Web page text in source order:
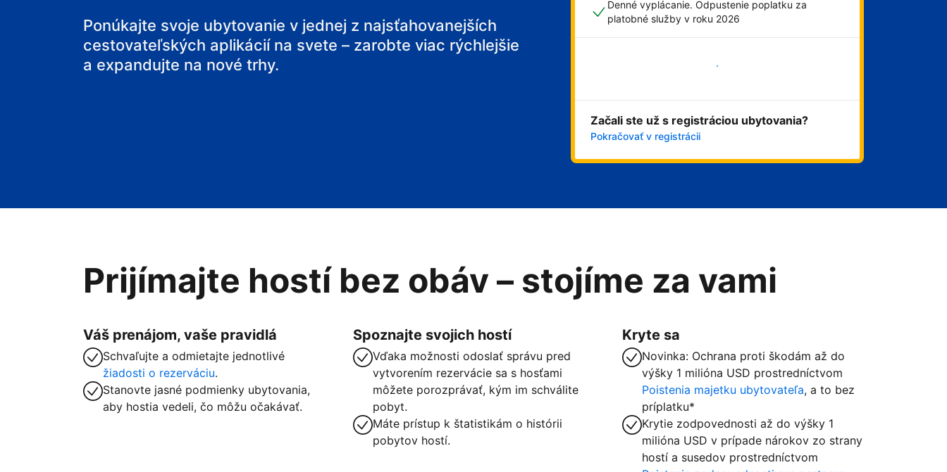
svoj penzión
svoje bed and breakfast
Ponúkajte svoje ubytovanie v jednej z najsťahovanejších
cestovateľských aplikácií na svete – zarobte viac rýchlejšie
a expandujte na nové trhy.
Denné vyplácanie. Odpustenie poplatku za
platobné služby v roku 2026
Začali ste už s registráciou ubytovania?
Pokračovať v registrácii
Prijímajte hostí bez obáv – stojíme za vami
Váš prenájom, vaše pravidlá
Schvaľujte a odmietajte jednotlivé
žiadosti o rezerváciu.
Stanovte jasné podmienky ubytovania,
aby hostia vedeli, čo môžu očakávať.
Spoznajte svojich hostí
Vďaka možnosti odoslať správu pred
vytvorením rezervácie sa s hosťami
môžete porozprávať, kým im schválite
pobyt.
Máte prístup k štatistikám o histórii
pobytov hostí.
Kryte sa
Novinka: Ochrana proti škodám až do
výšky 1 milióna USD prostredníctvom
Poistenia majetku ubytovateľa, a to bez
príplatku*
Krytie zodpovednosti až do výšky 1
milióna USD v prípade nárokov zo strany
hostí a susedov prostredníctvom